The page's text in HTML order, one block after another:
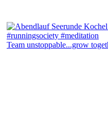
Team unstoppable...grow